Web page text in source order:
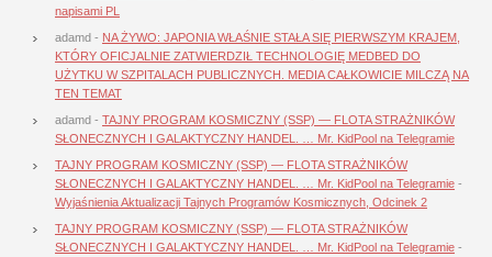
napisami PL
adamd - NA ŻYWO: JAPONIA WŁAŚNIE STAŁA SIĘ PIERWSZYM KRAJEM,
KTÓRY OFICJALNIE ZATWIERDZIŁ TECHNOLOGIĘ MEDBED DO
UŻYTKU W SZPITALACH PUBLICZNYCH. MEDIA CAŁKOWICIE MILCZĄ NA
TEN TEMAT
adamd - TAJNY PROGRAM KOSMICZNY (SSP) — FLOTA STRAŻNIKÓW
SŁONECZNYCH I GALAKTYCZNY HANDEL. … Mr. KidPool na Telegramie
TAJNY PROGRAM KOSMICZNY (SSP) — FLOTA STRAŻNIKÓW
SŁONECZNYCH I GALAKTYCZNY HANDEL. … Mr. KidPool na Telegramie -
Wyjaśnienia Aktualizacji Tajnych Programów Kosmicznych, Odcinek 2
TAJNY PROGRAM KOSMICZNY (SSP) — FLOTA STRAŻNIKÓW
SŁONECZNYCH I GALAKTYCZNY HANDEL. … Mr. KidPool na Telegramie -